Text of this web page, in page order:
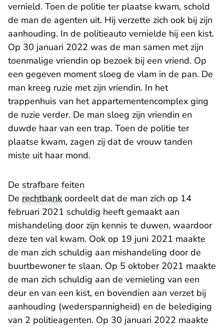
vernield. Toen de politie ter plaatse kwam, schold
de man de agenten uit. Hij verzette zich ook bij zijn
aanhouding. In de politieauto vernielde hij een kist.
Op 30 januari 2022 was de man samen met zijn
toenmalige vriendin op bezoek bij een vriend. Op
een gegeven moment sloeg de vlam in de pan. De
man kreeg ruzie met zijn vriendin. In het
trappenhuis van het appartementencomplex ging
de ruzie verder. De man sloeg zijn vriendin en
duwde haar van een trap. Toen de politie ter
plaatse kwam, zagen zij dat de vrouw tanden
miste uit haar mond.
De strafbare feiten
De rechtbank oordeelt dat de man zich op 14
februari 2021 schuldig heeft gemaakt aan
mishandeling door zijn kennis te duwen, waardoor
deze ten val kwam. Ook op 19 juni 2021 maakte
de man zich schuldig aan mishandeling door de
buurtbewoner te slaan. Op 5 oktober 2021 maakte
de man zich schuldig aan de vernieling van een
deur en van een kist, en bovendien aan verzet bij
aanhouding (wederspannigheid) en de belediging
van 2 politieagenten. Op 30 januari 2022 maakte